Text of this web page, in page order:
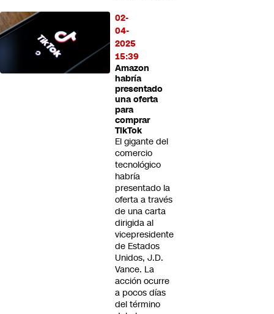
02-
04-
2025
15:39
Amazon
habría
presentado
una oferta
para
comprar
TikTok
El gigante del
comercio
tecnológico
habría
presentado la
oferta a través
de una carta
dirigida al
vicepresidente
de Estados
Unidos, J.D.
Vance. La
acción ocurre
a pocos días
del término